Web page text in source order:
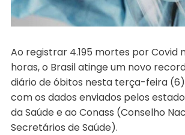
Ao registrar 4.195 mortes por Covid
horas, o Brasil atinge um novo
diário de óbitos nesta terça-feira
com os dados enviados pelos
da Saúde e ao Conass (Conselho
Secretários de Saúde).